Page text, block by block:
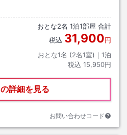
おとな2名 1泊1部屋 合計
税込 31,900円
おとな1名 (2名1室)｜ 1泊
税込 15,950円
詳細を見る
お問い合わせコード